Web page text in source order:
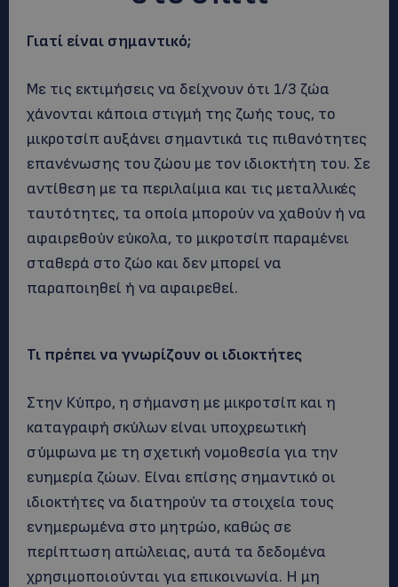
Γιατί είναι σημαντικό;
Με τις εκτιμήσεις να δείχνουν ότι 1/3 ζώα
χάνονται κάποια στιγμή της ζωής τους, το
μικροτσίπ αυξάνει σημαντικά τις πιθανότητες
επανένωσης του ζώου με τον ιδιοκτήτη του. Σε
αντίθεση με τα περιλαίμια και τις μεταλλικές
ταυτότητες, τα οποία μπορούν να χαθούν ή να
αφαιρεθούν εύκολα, το μικροτσίπ παραμένει
σταθερά στο ζώο και δεν μπορεί να
παραποιηθεί ή να αφαιρεθεί.
Τι πρέπει να γνωρίζουν οι ιδιοκτήτες
Στην Κύπρο, η σήμανση με μικροτσίπ και η
καταγραφή σκύλων είναι υποχρεωτική
σύμφωνα με τη σχετική νομοθεσία για την
ευημερία ζώων. Είναι επίσης σημαντικό οι
ιδιοκτήτες να διατηρούν τα στοιχεία τους
ενημερωμένα στο μητρώο, καθώς σε
περίπτωση απώλειας, αυτά τα δεδομένα
χρησιμοποιούνται για επικοινωνία. Η μη